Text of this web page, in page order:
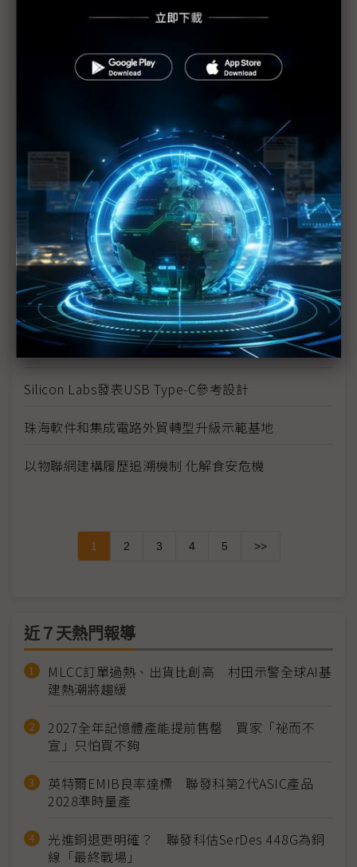
訊舟光輝三十：COMPUTEX強打四大主題
英特爾於COMPUTEX 2016發表五大重點
使用者需求帶動5G發展 物聯網大未來成型
Conexant強化AudioSmart技術 積極推動創新音訊應
雲端串聯IoT與大數據 構築未來應用的孕育溫床
迎合消費者購物習慣 商場紛轉型智慧商圈
擺脫代工循環 大眾電腦穩定掌握應用市場商機
凌華受邀於COMPUTEX展出工業物聯網、媒體伺服器
Silicon Labs發表USB Type-C參考設計
珠海軟件和集成電路外貿轉型升級示範基地
以物聯網建構履歷追溯機制 化解食安危機
1 2 3 4 5 >>
近７天熱門報導
MLCC訂單過熱、出貨比創高 村田示警全球AI基
建熱潮將趨緩
2027全年記憶體產能提前售罄 買家「祕而不
宣」只怕買不夠
英特爾EMIB良率達標 聯發科第2代ASIC產品
2028準時量產
光進銅退更明確？ 聯發科估SerDes 448G為銅
線「最終戰場」